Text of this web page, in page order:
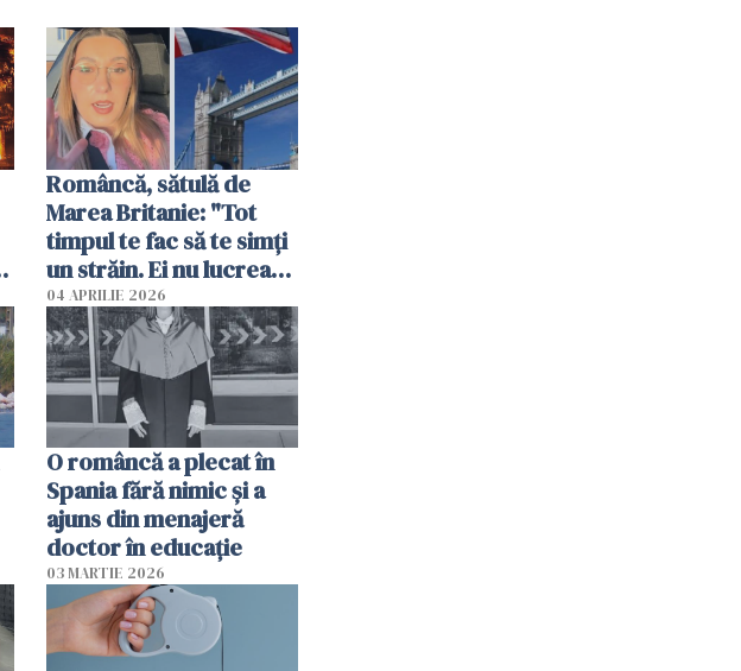
Româncă, sătulă de
Marea Britanie: "Tot
timpul te fac să te simți
un străin. Ei nu lucrează
ca noi. În România,
oamenii sunt altfel"
04 APRILIE 2026
O româncă a plecat în
Spania fără nimic și a
ajuns din menajeră
doctor în educație
03 MARTIE 2026